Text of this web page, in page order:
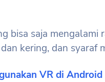
bisa saja mengalami
kering, dan syaraf
VR di